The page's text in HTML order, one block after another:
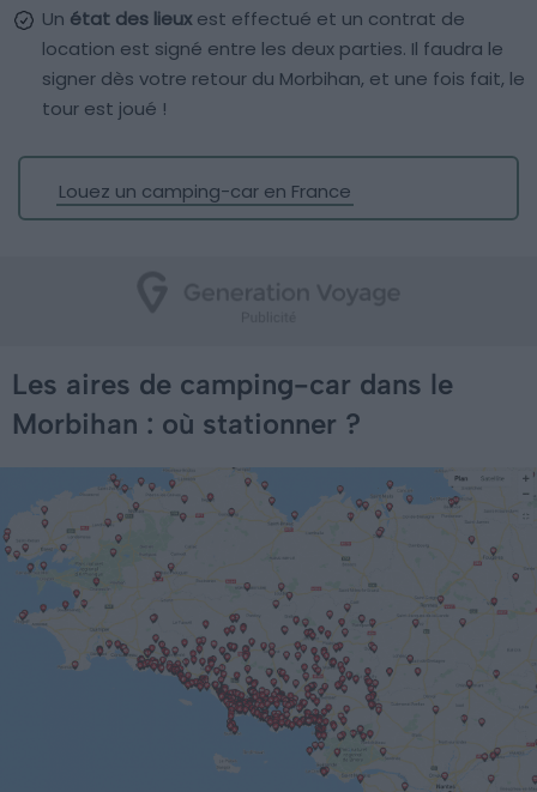
Un état des lieuxest effectué et un contrat de
location est signé entre les deux parties. Il faudra le
signer dès votre retour du Morbihan, et une fois fait, le
tour est joué !
Louez un camping-car en France
Les aires de camping-car dans le
Morbihan : où stationner ?